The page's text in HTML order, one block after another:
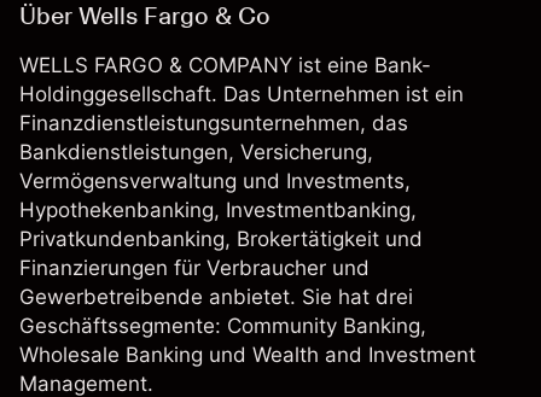
Über Wells Fargo & Co
WELLS FARGO & COMPANY ist eine Bank-
Holdinggesellschaft. Das Unternehmen ist ein
Finanzdienstleistungsunternehmen, das
Bankdienstleistungen, Versicherung,
Vermögensverwaltung und Investments,
Hypothekenbanking, Investmentbanking,
Privatkundenbanking, Brokertätigkeit und
Finanzierungen für Verbraucher und
Gewerbetreibende anbietet. Sie hat drei
Geschäftssegmente: Community Banking,
Wholesale Banking und Wealth and Investment
Management.